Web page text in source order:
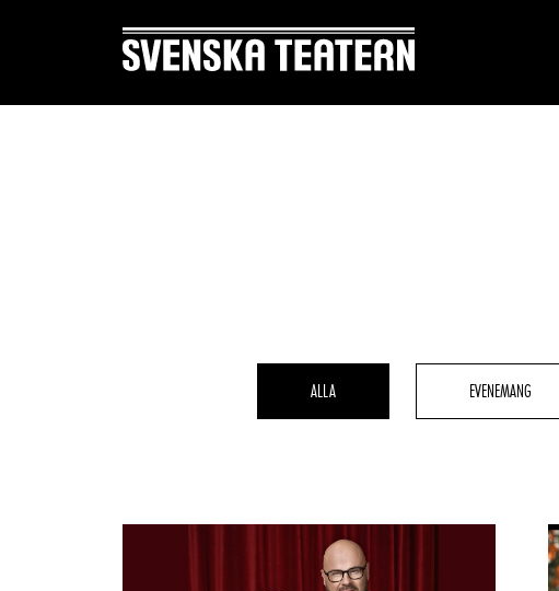
Publikarbete
ALLA EVENEMANG